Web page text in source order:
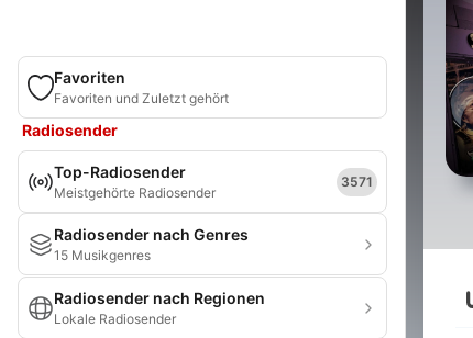
Favoriten
Favoriten und Zuletzt gehört
Radiosender
Top-Radiosender
Meistgehörte Radiosender
3571
Radiosender nach Genres
15 Musikgenres
Radiosender nach Regionen
Lokale Radiosender